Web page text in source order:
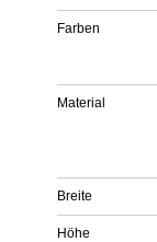
Farben
Material
Breite
Höhe